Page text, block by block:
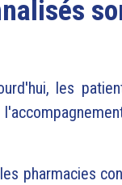
les
pharmacies